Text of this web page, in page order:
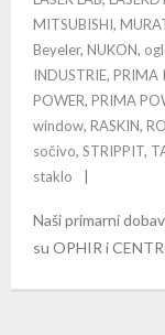
MITSUBISHI,
Beyeler, NUKON,
INDUSTRIE, PRIMA
POWER, PRIMA
window, RASKIN,
sočivo, STRIPPIT,
staklo
Naši primarni
su OPHIR i